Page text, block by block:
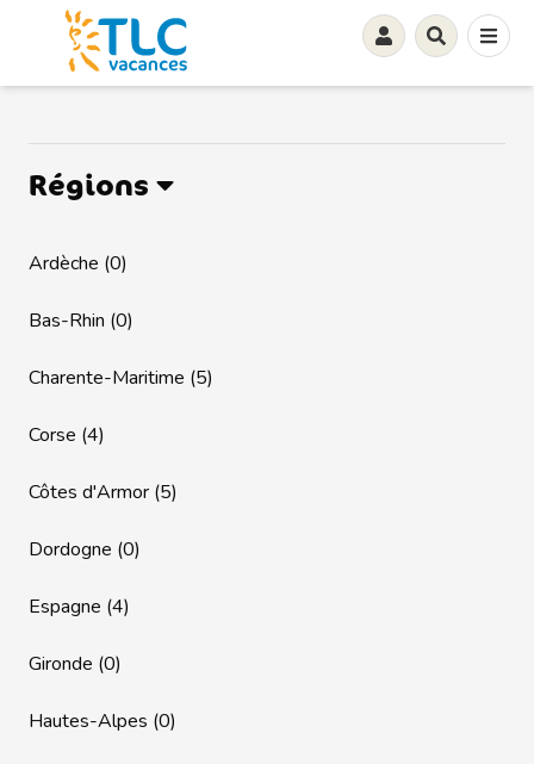
Régions
Ardèche (0)
Bas-Rhin (0)
Charente-Maritime (5)
Corse (4)
Côtes d'Armor (5)
Dordogne (0)
Espagne (4)
Gironde (0)
Hautes-Alpes (0)